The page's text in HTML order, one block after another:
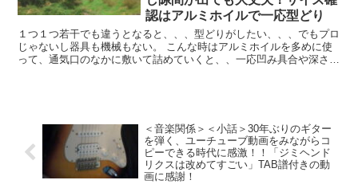
認はアルミホイルで一応型どり
１つ１つ若干でも違うとなると、、、型どりがしたい、、、でもプロ
じゃないし器具も機械もない。 こんな時はアルミホイルを多めに使
って、通気口のなかに敷いて詰めていくと、、一応凹み具合や深さな
＜音楽関係＞＜小話＞30年ぶりのギター
を弾く、ユーチューブ動画をみながらコ
ピーできる時代に感激！！「ジミヘンド
リクスは改めてすごい」TAB譜付きの動
画に感謝！